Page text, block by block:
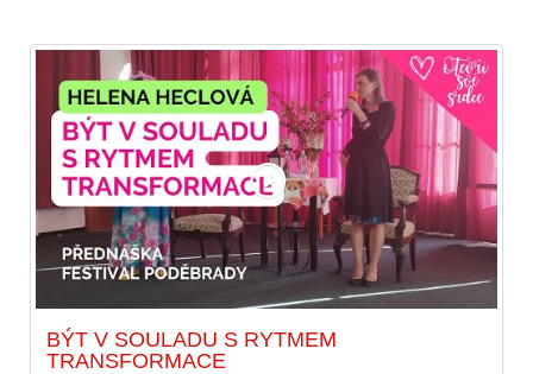
BÝT V SOULADU S RYTMEM
TRANSFORMACE